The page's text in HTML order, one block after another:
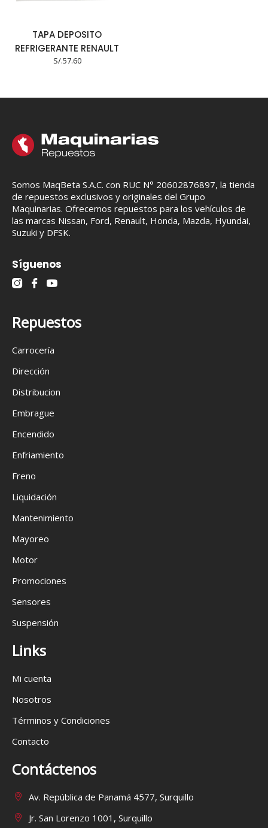
TAPA DEPOSITO
REFRIGERANTE RENAULT
S/.57.60
Somos MaqBeta S.A.C. con RUC N° 20602876897, la tienda
de repuestos exclusivos y originales del Grupo
Maquinarias. Ofrecemos repuestos para los vehículos de
las marcas Nissan, Ford, Renault, Honda, Mazda, Hyundai,
Suzuki y DFSK.
Síguenos
Repuestos
Carrocería
Dirección
Distribucion
Embrague
Encendido
Enfriamiento
Freno
Liquidación
Mantenimiento
Mayoreo
Motor
Promociones
Sensores
Suspensión
Links
Mi cuenta
Nosotros
Términos y Condiciones
Contacto
Contáctenos
Av. República de Panamá 4577, Surquillo
Jr. San Lorenzo 1001, Surquillo